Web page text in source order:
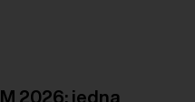
2026: jedna